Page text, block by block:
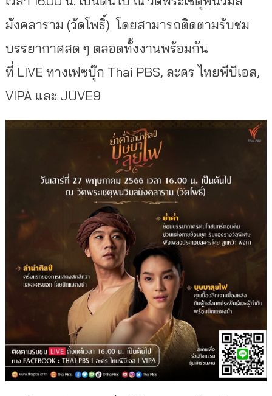
มังคลาราม (วัดโพธิ์) โดยสามารถติดตามรับชม
บรรยากาศสด ๆ ตลอดทั้งงานพร้อมกัน
ที่ LIVE ทางเฟซบุ๊ก Thai PBS, ละคร ไทยพีบีเอส,
VIPA และ JUVE9